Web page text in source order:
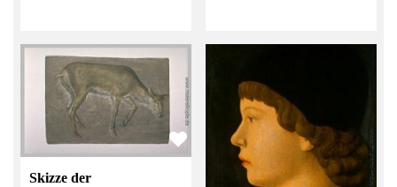
Skizze der